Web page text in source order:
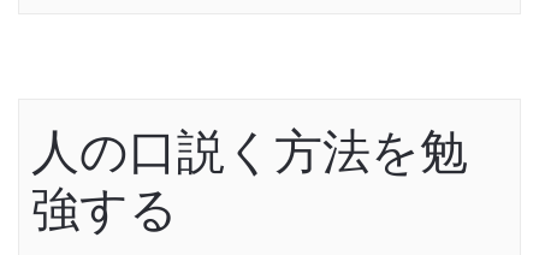
人の口説く方法を勉
強する